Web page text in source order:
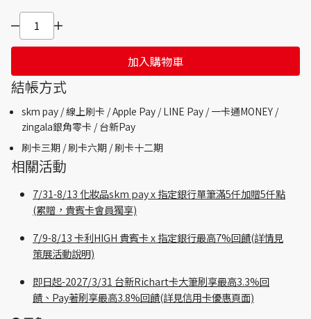
加入購物車
結帳方式
skm pay /線上刷卡 / Apple Pay /LINE Pay / 一卡通MONEY /
zingala銀角零卡 /台新Pay
刷卡三期 /刷卡六期 /刷卡十二期
相關活動
7/31-8/13 化妝品skm pay x 指定銀行單筆滿5仟加贈5仟點
(累贈，貴賓卡會員獨享)
7/9-8/13 卡利HIGH 貴賓卡 x 指定銀行最高7%回饋(詳情見
策展活動說明)
即日起-2027/3/31 台新Richart卡大筆刷享最高3.3%回
饋、Pay著刷享最高3.8%回饋(詳見信用卡優惠頁面)